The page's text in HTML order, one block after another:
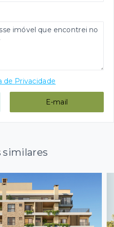
de Privacidade
E-mail
similares